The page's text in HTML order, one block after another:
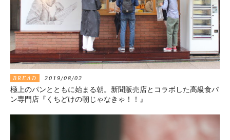
BREAD 2019/08/02
極上のパンとともに始まる朝。新聞販売店とコラボした高級食パ
ン専門店『くちどけの朝じゃなきゃ！！』